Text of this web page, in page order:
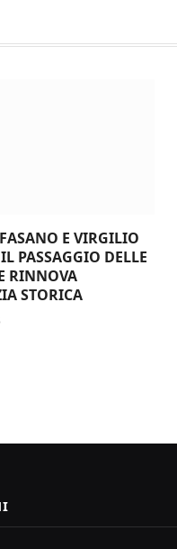
E VIRGILIO
PASSAGGIO DELLE
RINNOVA
STORICA